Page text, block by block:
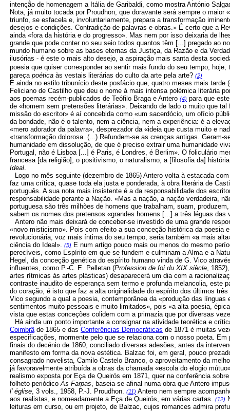
intenção de homenagem a Itália de Garibaldi, como mostra António
Nota, já muito tocada por Proudhon, que doravante será sempre o
triunfo, se esfacela e, involuntariamente, prepara a transformação
desejos e condições. Contradição de palavras e obras.» É certo que a
ainda «fora da história e do progresso». Mas nem por isso deixaria de
grande que pode conter no seu seio todos quantos têm [...] pregado ao
mundo humano sobre as bases eternas da Justiça, da Razão e da
ilusórias - é este o mais alto desejo, a aspiração mais santa desta
poesia que quiser corresponder ao sentir mais fundo do seu tempo,
pareça poética às vestais literárias do culto da arte pela arte? (2)
É ainda no estilo tribunício deste posfácio que, quatro meses mais
Feliciano de Castilho que deu o nome à mais intensa polémica literária
aos poemas recém-publicados de Teófilo Braga e Antero (4) para que
de «homem sem pretensões literárias». Deixando de lado o muito que
missão do escritor» é aí concebida como «um sacerdócio, um ofício
da bondade, não é o talento, nem a ciência, nem a experiência: é a
«mero adorador da palavra», desprezador da «ideia que custa muito e
«transformação dolorosa. (...) Refundem-se as crenças antigas.
humanidade em dissolução, de que é preciso extrair uma humanidade
Portugal, não é Lisboa [...] é Paris, é Londres, é Berlim». O foliculário
francesa [da religião], o positivismo, o naturalismo, a [filosofia da]
Ideal.
Logo no mês seguinte (dezembro de 1865) Antero volta à estacada
faz uma crítica, quase toda ela justa e ponderada, à obra literária de
português. A sua nota mais insistente é a da responsabilidade dos
responsabilidade perante a Nação. «Mas a nação, a nação verdadeira,
portuguesa são três milhões de homens que trabalham, suam,
sabem os nomes dos pretensos «grandes homens [...] a três léguas
Antero não mais deixará de conceber-se investido de uma grande
«novo misticismo». Pois com efeito a sua conceção histórica da poesia
revolucionária, voz mais íntima do seu tempo, seria também «a mais
ciência do Ideal». (5) E num artigo pouco mais ou menos do mesmo
perecíveis, como Espírito em que se fundem e culminam a Alma e a
Hegel, da conceção genética do espírito humano vinda de G. Vico
influentes, como P.-C. E. Pelletan (Profession de foi du XIX siècle,
artes rítmicas às artes plásticas) desaparecerá um dia com a
contraste inaudito de esperança sem termo e profunda melancolia, este
do coração, é isto que faz a alta originalidade do espírito dos últimos
Vico segundo a qual a poesia, contemporânea da «produção das
sentimentos muito pessoais e muito limitados», pois «a alta poesia,
vista que estas conceções colidem com a primazia que por diversas
Há ainda um ponto importante a consignar na atividade teorética e
Coimbrãde 1865 e das Conferências Democráticas de 1871 é muitas
especificações, mormente pelo que se relaciona com o nosso poeta.
finais do decénio de 1860, conciliado diversas adesões, antes da
manifesto em forma da nova estética. Balzac foi, em geral, pouco
consagrado novelista, Camilo Castelo Branco, o aproveitamento da
já favoravelmente atribuída a obras da chamada «escola do elogio
realismo exposta por Eça de Queirós em 1871, quer na conferência
folheto periódicoAs Farpas, baseia-se afinal numa obra que Antero
l' église, 3 vols., 1958, P.-J. Proudhon. (11) Antero nem sempre
aos realistas, e nomeadamente a Eça de Queirós, em várias cartas. (12)
leituras em curso, ou em projeto, de Balzac, cujos romances admira